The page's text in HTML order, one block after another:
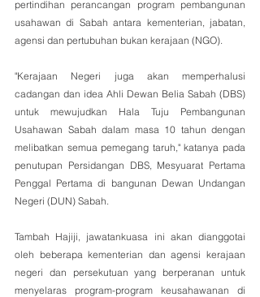
pertindihan perancangan program pembangunan
usahawan di Sabah antara kementerian, jabatan,
agensi dan pertubuhan bukan kerajaan (NGO).
"Kerajaan Negeri juga akan memperhalusi
cadangan dan idea Ahli Dewan Belia Sabah (DBS)
untuk mewujudkan Hala Tuju Pembangunan
Usahawan Sabah dalam masa 10 tahun dengan
melibatkan semua pemegang taruh," katanya pada
penutupan Persidangan DBS, Mesyuarat Pertama
Penggal Pertama di bangunan Dewan Undangan
Negeri (DUN) Sabah.
Tambah Hajiji, jawatankuasa ini akan dianggotai
oleh beberapa kementerian dan agensi kerajaan
negeri dan persekutuan yang berperanan untuk
menyelaras program-program keusahawanan di